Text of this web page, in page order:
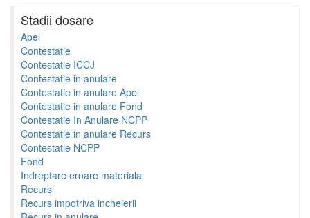
Stadii dosare
Apel
Contestatie
Contestatie ICCJ
Contestatie in anulare
Contestatie in anulare Apel
Contestatie in anulare Fond
Contestatie In Anulare NCPP
Contestatie in anulare Recurs
Contestatie NCPP
Fond
Indreptare eroare materiala
Recurs
Recurs impotriva incheierii